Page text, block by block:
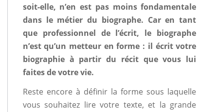
soit-elle, n’en est pas moins fondamentale
dans le métier du biographe. Car en tant
que professionnel de l’écrit, le biographe
n’est qu’un metteur en forme : il écrit votre
biographie à partir du récit que vous lui
faites de votre vie.
Reste encore à définir la forme sous laquelle
vous souhaitez lire votre texte, et la grande